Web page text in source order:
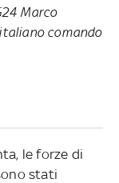
Marco
comando
le forze di
stati